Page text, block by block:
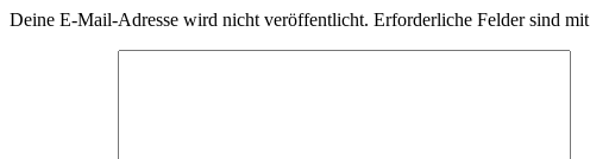
Deine E-Mail-Adresse wird nicht veröffentlicht. Erforderliche Felder sind mit